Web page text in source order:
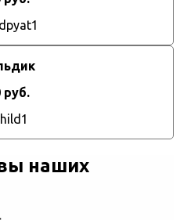
руб.
наших